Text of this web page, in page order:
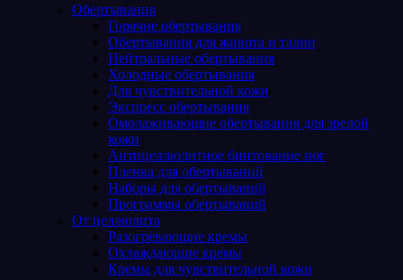
Обертывания
Горячие обертывания
Обертывания для живота и талии
Нейтральные обертывания
Холодные обертывания
Для чувствительной кожи
Экспресс обертывания
Омолаживающие обертывания для зрелой
кожи
Антицеллюлитное бинтование ног
Пленка для обертываний
Наборы для обертываний
Программы обертываний
От целлюлита
Разогревающие кремы
Охлаждающие кремы
Кремы для чувствительной кожи